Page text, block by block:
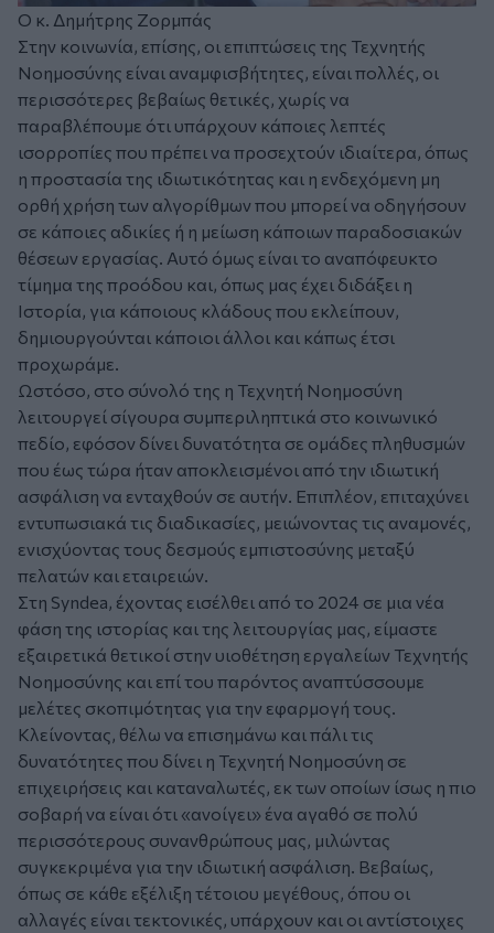
Ο κ. Δημήτρης Ζορμπάς
Στην κοινωνία, επίσης, οι επιπτώσεις της Τεχνητής
Νοημοσύνης είναι αναμφισβήτητες, είναι πολλές, οι
περισσότερες βεβαίως θετικές, χωρίς να
παραβλέπουμε ότι υπάρχουν κάποιες λεπτές
ισορροπίες που πρέπει να προσεχτούν ιδιαίτερα, όπως
η προστασία της ιδιωτικότητας και η ενδεχόμενη μη
ορθή χρήση των αλγορίθμων που μπορεί να οδηγήσουν
σε κάποιες αδικίες ή η μείωση κάποιων παραδοσιακών
θέσεων εργασίας. Αυτό όμως είναι το αναπόφευκτο
τίμημα της προόδου και, όπως μας έχει διδάξει η
Ιστορία, για κάποιους κλάδους που εκλείπουν,
δημιουργούνται κάποιοι άλλοι και κάπως έτσι
προχωράμε.
Ωστόσο, στο σύνολό της η Τεχνητή Νοημοσύνη
λειτουργεί σίγουρα συμπεριληπτικά στο κοινωνικό
πεδίο, εφόσον δίνει δυνατότητα σε ομάδες πληθυσμών
που έως τώρα ήταν αποκλεισμένοι από την ιδιωτική
ασφάλιση να ενταχθούν σε αυτήν. Επιπλέον, επιταχύνει
εντυπωσιακά τις διαδικασίες, μειώνοντας τις αναμονές,
ενισχύοντας τους δεσμούς εμπιστοσύνης μεταξύ
πελατών και εταιρειών.
Στη Syndea, έχοντας εισέλθει από το 2024 σε μια νέα
φάση της ιστορίας και της λειτουργίας μας, είμαστε
εξαιρετικά θετικοί στην υιοθέτηση εργαλείων Τεχνητής
Νοημοσύνης και επί του παρόντος αναπτύσσουμε
μελέτες σκοπιμότητας για την εφαρμογή τους.
Κλείνοντας, θέλω να επισημάνω και πάλι τις
δυνατότητες που δίνει η Τεχνητή Νοημοσύνη σε
επιχειρήσεις και καταναλωτές, εκ των οποίων ίσως η πιο
σοβαρή να είναι ότι «ανοίγει» ένα αγαθό σε πολύ
περισσότερους συνανθρώπους μας, μιλώντας
συγκεκριμένα για την ιδιωτική ασφάλιση. Βεβαίως,
όπως σε κάθε εξέλιξη τέτοιου μεγέθους, όπου οι
αλλαγές είναι τεκτονικές, υπάρχουν και οι αντίστοιχες